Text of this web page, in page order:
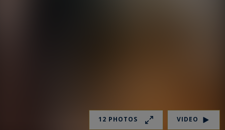
12 PHOTOS VIDEO